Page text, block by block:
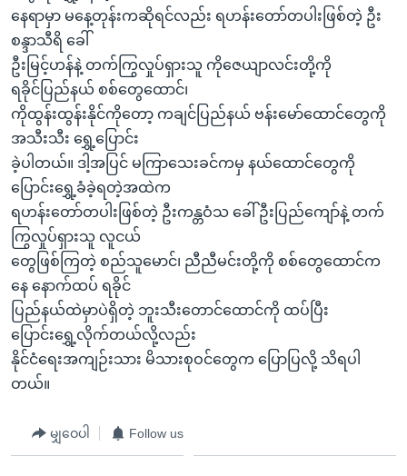
နေရာမှာ မနေ့တုန်းကဆိုရင်လည်း ရဟန်းတော်တပါးဖြစ်တဲ့ ဦး
စန္ဒာသီရိ ခေါ်
ဦးမြင့်ဟန်နဲ့ တက်ကြွလှုပ်ရှားသူ ကိုဇေယျာလင်းတို့ကို
ရခိုင်ပြည်နယ် စစ်တွေထောင်၊
ကိုထွန်းထွန်းနိုင်ကိုတော့ ကချင်ပြည်နယ် ဗန်းမော်ထောင်တွေကို
အသီးသီး ရွှေ့ပြောင်း
ခဲ့ပါတယ်။ ဒါ့အပြင် မကြာသေးခင်ကမှ နယ်ထောင်တွေကို
ပြောင်းရွှေ့ခံခဲ့ရတဲ့အထဲက
ရဟန်းတော်တပါးဖြစ်တဲ့ ဦးကန္တဝံသ ခေါ် ဦးပြည်ကျော်နဲ့ တက်
ကြွလှုပ်ရှားသူ လူငယ်
တွေဖြစ်ကြတဲ့ စည်သူမောင်၊ ညီညီမင်းတို့ကို စစ်တွေထောင်က
နေ နောက်ထပ် ရခိုင်
ပြည်နယ်ထဲမှာပဲရှိတဲ့ ဘူးသီးတောင်ထောင်ကို ထပ်ပြီး
ပြောင်းရွှေ့လိုက်တယ်လို့လည်း
နိုင်ငံရေးအကျဉ်းသား မိသားစုဝင်တွေက ပြောပြလို့ သိရပါ
တယ်။
မျှဝေပါ Follow us